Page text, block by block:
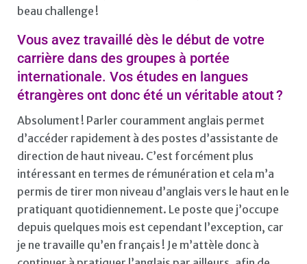
beau challenge !
Vous avez travaillé dès le début de votre
carrière dans des groupes à portée
internationale. Vos études en langues
étrangères ont donc été un véritable atout ?
Absolument ! Parler couramment anglais permet
d’accéder rapidement à des postes d’assistante de
direction de haut niveau. C’est forcément plus
intéressant en termes de rémunération et cela m’a
permis de tirer mon niveau d’anglais vers le haut en le
pratiquant quotidiennement. Le poste que j’occupe
depuis quelques mois est cependant l’exception, car
je ne travaille qu’en français ! Je m’attèle donc à